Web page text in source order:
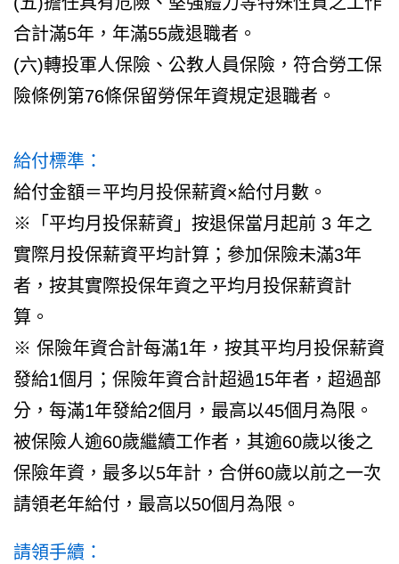
合計滿5年，年滿55歲退職者。
(六)轉投軍人保險、公教人員保險，符合勞工保
險條例第76條保留勞保年資規定退職者。
給付標準：
給付金額＝平均月投保薪資×給付月數。
※「平均月投保薪資」按退保當月起前 3 年之
實際月投保薪資平均計算；參加保險未滿3年
者，按其實際投保年資之平均月投保薪資計
算。
※ 保險年資合計每滿1年，按其平均月投保薪資
發給1個月；保險年資合計超過15年者，超過部
分，每滿1年發給2個月，最高以45個月為限。
被保險人逾60歲繼續工作者，其逾60歲以後之
保險年資，最多以5年計，合併60歲以前之一次
請領老年給付，最高以50個月為限。
請領手續：